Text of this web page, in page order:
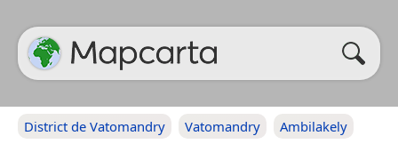
District de Vatomandry Vatomandry Ambilakely